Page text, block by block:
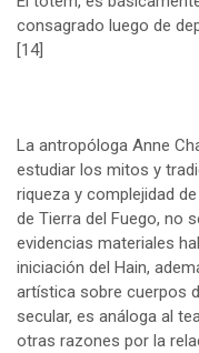
consagrado luego de
[14]
La antropóloga Anne
estudiar los mitos y
riqueza y complejidad
de Tierra del Fuego, no
evidencias materiales
iniciación del Hain,
artística sobre cuerpos
secular, es análoga al
otras razones por la